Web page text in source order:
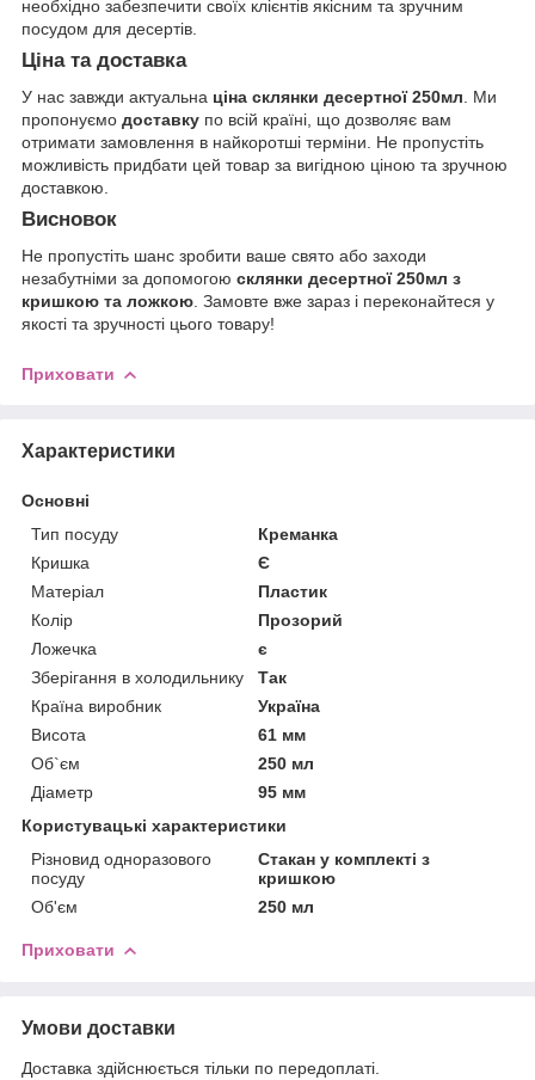
необхідно забезпечити своїх клієнтів якісним та зручним
посудом для десертів.
Ціна та доставка
У нас завжди актуальна ціна склянки десертної 250мл. Ми
пропонуємо доставку по всій країні, що дозволяє вам
отримати замовлення в найкоротші терміни. Не пропустіть
можливість придбати цей товар за вигідною ціною та зручною
доставкою.
Висновок
Не пропустіть шанс зробити ваше свято або заходи
незабутніми за допомогою склянки десертної 250мл з
кришкою та ложкою . Замовте вже зараз і переконайтеся у
якості та зручності цього товару!
Приховати
Характеристики
Основні
Тип посуду
Креманка
Кришка
Є
Матеріал
Пластик
Колір
Прозорий
Ложечка
є
Зберігання в холодильнику
Так
Країна виробник
Україна
Висота
61 мм
Об`єм
250 мл
Діаметр
95 мм
Користувацькі характеристики
Різновид одноразового
посуду
Стакан у комплекті з
кришкою
Об'єм
250 мл
Приховати
Умови доставки
Доставка здійснюється тільки по передоплаті.